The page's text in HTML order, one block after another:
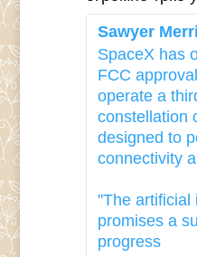
Sawyer
SpaceX has
FCC
operate a
constellation
designed to
connectivity
"The artificial
promises a
progress